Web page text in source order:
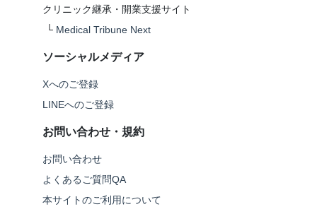
クリニック継承・開業支援サイト
└ Medical Tribune Next
ソーシャルメディア
Xへのご登録
LINEへのご登録
お問い合わせ・規約
お問い合わせ
よくあるご質問QA
本サイトのご利用について